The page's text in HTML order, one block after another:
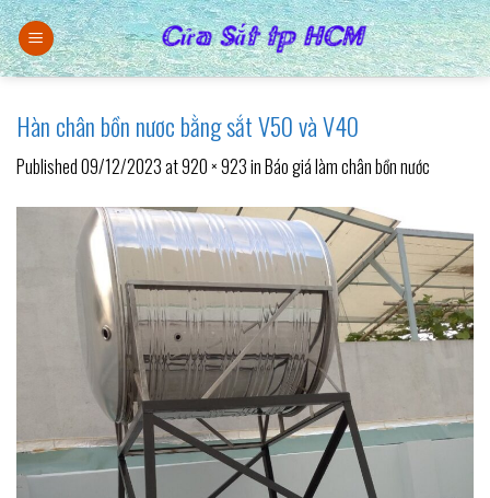
Skip
to
content
Hàn chân bồn nươc bằng sắt V50 và V40
Published09/12/2023at920 × 923inBáo giá làm chân bồn nước